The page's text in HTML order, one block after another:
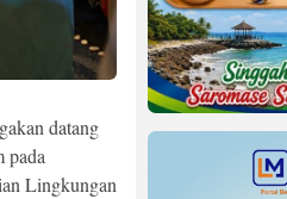
datang
pada
Lingkungan